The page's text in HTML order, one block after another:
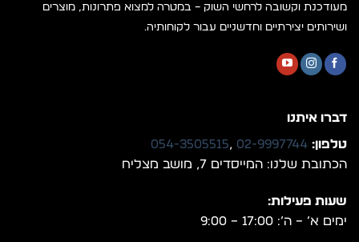
מעודכנת וקשובה לרחשי השוק – במטרה למצוא פתרונות, מוצרים
ושירותים יצירתיים וחדשניים עבור לקוחותיה.
דברו איתנו
טלפון: 02-9997744
,
054-3505515
הכתובת שלנו: המייסדים 7, מושב מצליח
שעות פעילות:
ימים א’ – ה’: 17:00 – 9:00